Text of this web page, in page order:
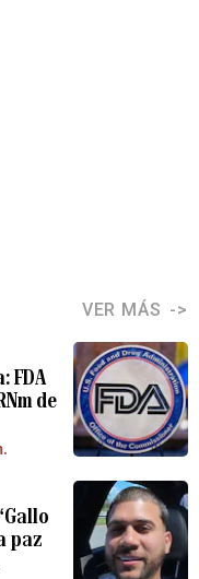
VER MÁS
FDA
de
paz